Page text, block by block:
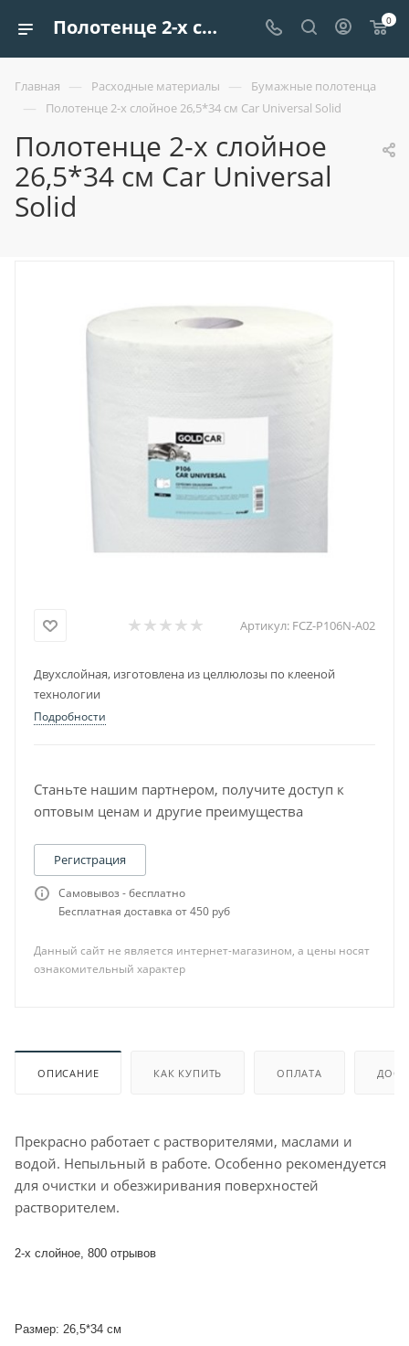
Полотенце 2-х слойное 26,5*34 см Car Universal Solid купить по низким ценам - Европроект Tрейдинг ООО 0
Главная — Расходные материалы — Бумажные полотенца
— Полотенце 2-х слойное 26,5*34 см Car Universal Solid
Полотенце 2-х слойное
26,5*34 см Car Universal
Solid
Артикул: FCZ-P106N-A02
Двухслойная, изготовлена из целлюлозы по клееной
технологии
Подробности
Станьте нашим партнером, получите доступ к
оптовым ценам и другие преимущества
Регистрация
Самовывоз - бесплатно
Бесплатная доставка от 450 руб
Данный сайт не является интернет-магазином, а цены носят
ознакомительный характер
ОПИСАНИЕ КАК КУПИТЬ ОПЛАТА
Прекрасно работает с растворителями, маслами и
водой. Непыльный в работе. Особенно рекомендуется
для очистки и обезжиривания поверхностей
растворителем.
2-х слойное, 800 отрывов
Размер: 26,5*34 см